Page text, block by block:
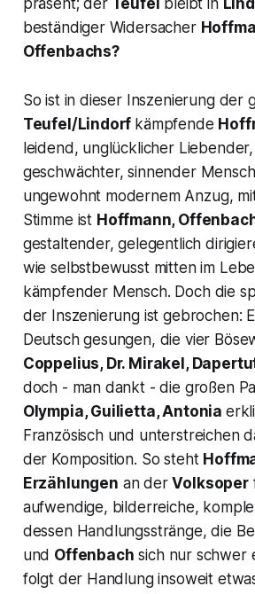
präsent; derTeufel bleibt in
beständiger Widersacher
Offenbachs?
So ist in dieser Inszenierung der
Teufel/Lindorf kämpfende
leidend, unglücklicher
geschwächter, sinnender
ungewohnt modernem Anzug,
Stimme ist Hoffmann,
gestaltender, gelegentlich
wie selbstbewusst mitten im
kämpfender Mensch. Doch die
der Inszenierung ist gebrochen:
Deutsch gesungen, die vier
Coppelius, Dr. Mirakel,
doch - man dankt - die großen
Olympia, Guilietta, Antonia
Französisch und unterstreichen
der Komposition. So steht
Erzählungen an derVolksoper
aufwendige, bilderreiche,
dessen Handlungsstränge, die
und Offenbach sich nur schwer
folgt der Handlung insoweit